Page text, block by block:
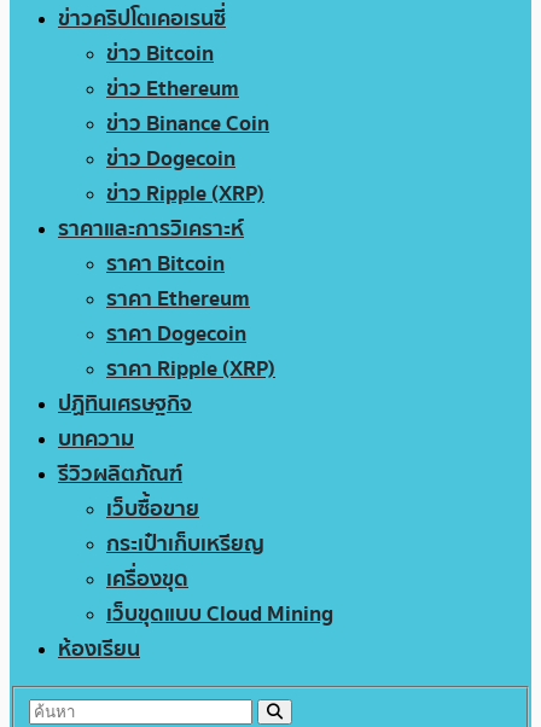
ข่าวคริปโตเคอเรนซี่
ข่าว Bitcoin
ข่าว Ethereum
ข่าว Binance Coin
ข่าว Dogecoin
ข่าว Ripple (XRP)
ราคาและการวิเคราะห์
ราคา Bitcoin
ราคา Ethereum
ราคา Dogecoin
ราคา Ripple (XRP)
ปฏิทินเศรษฐกิจ
บทความ
รีวิวผลิตภัณฑ์
เว็บซื้อขาย
กระเป๋าเก็บเหรียญ
เครื่องขุด
เว็บขุดแบบ Cloud Mining
ห้องเรียน